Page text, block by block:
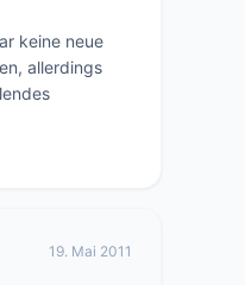
keine neue
allerdings
19. Mai 2011